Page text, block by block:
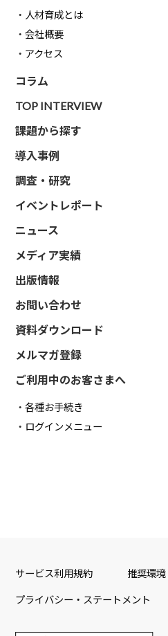
人材育成とは
会社概要
アクセス
コラム
TOP INTERVIEW
課題から探す
導入事例
調査・研究
イベントレポート
ニュース
メディア実績
出版情報
お問い合わせ
資料ダウンロード
メルマガ登録
ご利用中のお客さまへ
各種お手続き
ログインメニュー
サービス利用規約 推奨環境
プライバシー・ステートメント